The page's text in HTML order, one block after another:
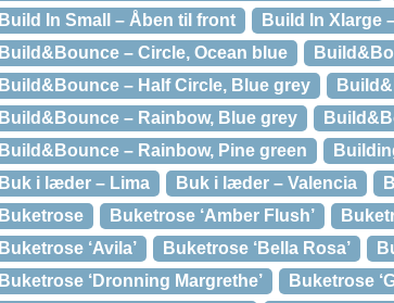
Build In Small – Åben til front
Build In Xlarge
Build&Bounce – Circle, Ocean blue
Build&Bounce – Half Circle, Blue grey
Build&Bounce – Rainbow, Blue grey
Build&Bounce – Rainbow, Pine green
Buk i læder – Lima
Buk i læder – Valencia
Buketrose
Buketrose ‘Amber Flush’
Buketrose ‘Avila’
Buketrose ‘Bella Rosa’
Buketrose ‘Dronning Margrethe’
Buketrose